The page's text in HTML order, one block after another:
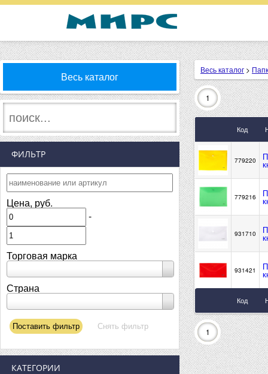
Весь каталог
ФИЛЬТР
Цена, руб.
-
Торговая марка
Страна
КАТЕГОРИИ
Весь каталог >
1
Код
Код
779220
779216
931710
931421
1